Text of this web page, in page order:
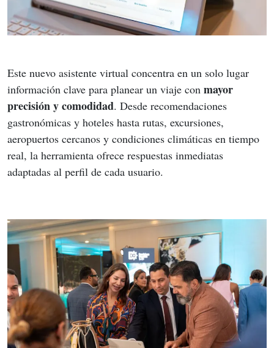
Este nuevo asistente virtual concentra en un solo lugar
información clave para planear un viaje con mayor
precisión y comodidad. Desde recomendaciones
gastronómicas y hoteles hasta rutas, excursiones,
aeropuertos cercanos y condiciones climáticas en tiempo
real, la herramienta ofrece respuestas inmediatas
adaptadas al perfil de cada usuario.